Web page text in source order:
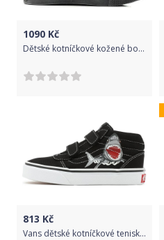
1090 Kč
Dětské kotníčkové kožené boty s dinoraury Velikost: 26
813 Kč
Vans dětské kotníčkové tenisky YT Ward Mid V Glow Sharks Black/White VN0A5HZ98AW 31 černá